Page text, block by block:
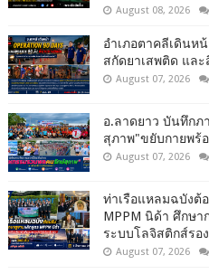
August 08, 2026
อำเภอตาคลีเดินห
สกัดยาเสพติด แล
August 07, 2026
อ.ลาดยาว บันทึกภ
สุภาพ"ขยับกายพร้
August 07, 2026
ท่าเรือแหลมฉบัง
MPPM นิด้า ศึกษ
ระบบโลจิสติกส์รอง
August 07, 2026